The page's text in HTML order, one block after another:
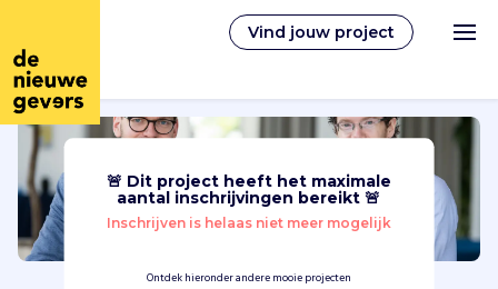
Vind jouw project
Nederlands
Vrijwilligerswerk
🚨 Dit project heeft het maximale
aantal inschrijvingen bereikt 🚨
Inschrijven is helaas niet meer mogelijk
Ontdek hieronder andere mooie projecten